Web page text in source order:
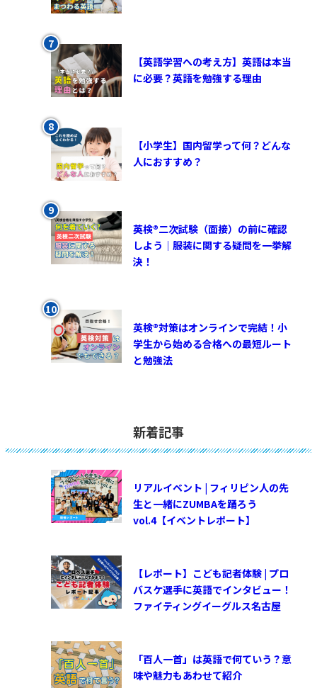
【英語学習への考え方】英語は本当
に必要？英語を勉強する理由
【小学生】国内留学って何？どんな
人におすすめ？
英検®︎二次試験（面接）の前に確認
しよう｜服装に関する疑問を一挙解
決！
英検®対策はオンラインで完結！小
学生から始める合格への最短ルート
と勉強法
新着記事
リアルイベント | フィリピン人の先
生と一緒にZUMBAを踊ろう
vol.4【イベントレポート】
【レポート】こども記者体験 | プロ
バスケ選手に英語でインタビュー！
ファイティングイーグルス名古屋
「百人一首」は英語で何ていう？意
味や魅力もあわせて紹介